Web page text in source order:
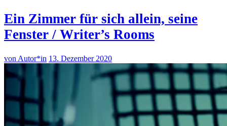
Ein Zimmer für sich allein, seine
Fenster / Writer’s Rooms
von Autor*in 13. Dezember 2020